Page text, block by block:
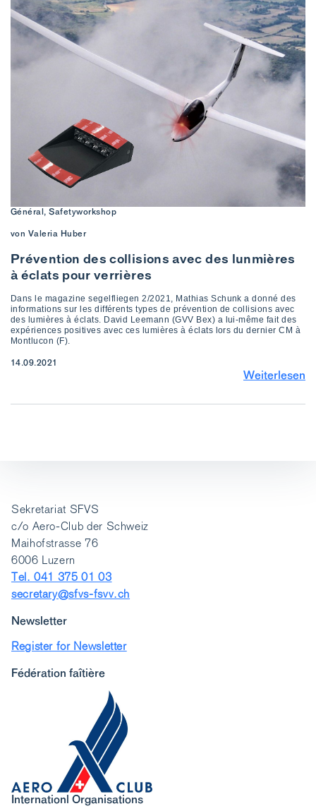
Général, Safetyworkshop
von Valeria Huber
Prévention des collisions avec des lunmières
à éclats pour verrières
Dans le magazine segelfliegen 2/2021, Mathias Schunk a donné des
informations sur les différents types de prévention de collisions avec
des lumières à éclats. David Leemann (GVV Bex) a lui-même fait des
expériences positives avec ces lumières à éclats lors du dernier CM à
Montlucon (F).
14.09.2021
Weiterlesen
Sekretariat SFVS
c/o Aero-Club der Schweiz
Maihofstrasse 76
6006 Luzern
Tel. 041 375 01 03
secretary@sfvs-fsvv.ch
Newsletter
Register for Newsletter
Fédération faîtière
Internationl Organisations